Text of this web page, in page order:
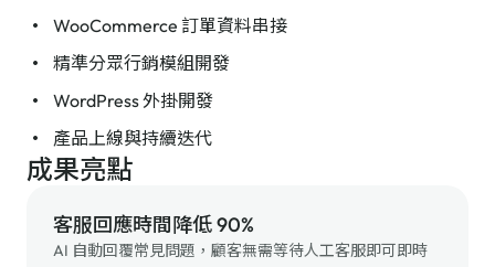
WooCommerce 訂單資料串接
精準分眾行銷模組開發
WordPress 外掛開發
產品上線與持續迭代
成果亮點
客服回應時間降低 90%
AI 自動回覆常見問題，顧客無需等待人工客服即可即時